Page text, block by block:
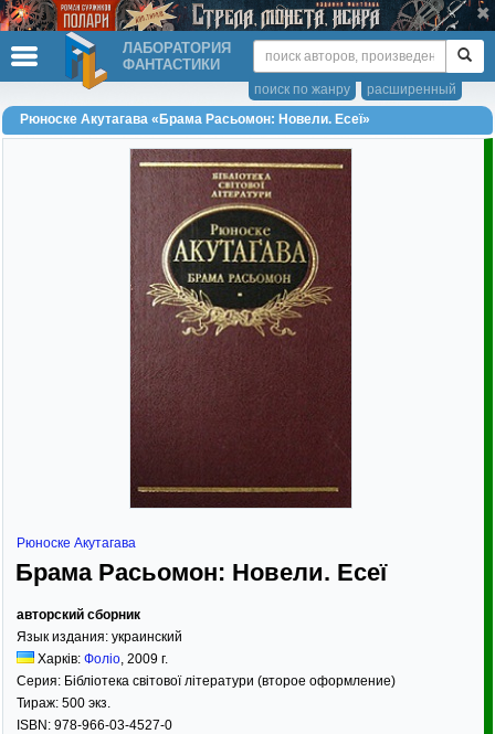
ЛАБОРАТОРИЯ
ФАНТАСТИКИ
расширенный
поиск по жанру
Рюноске Акутагава «Брама Расьомон: Новели. Есеї»
Рюноске Акутагава
Брама Расьомон: Новели. Есеї
авторский сборник
Язык издания: украинский
Харків: Фоліо, 2009 г.
Серия: Бібліотека світової літератури (второе оформление)
Тираж: 500 экз.
ISBN: 978-966-03-4527-0